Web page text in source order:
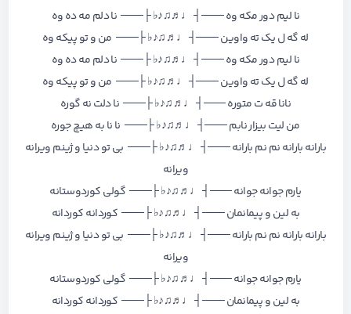
نا لیم دور مکه وه ───┤ ♩♬♫♪♭ ├─── نا دلم مه ده وه
له گه ل یک ته واوین ───┤ ♩♬♫♪♭ ├─── من و تو پیکه وه
نا لیم دور مکه وه ───┤ ♩♬♫♪♭ ├─── نا دلم مه ده وه
له گه ل یک ته واوین ───┤ ♩♬♫♪♭ ├─── من و تو پیکه وه
نانا قه ت متوره ───┤ ♩♬♫♪♭ ├─── نا دلت نه گوره
من لیت بیزار نابم ───┤ ♩♬♫♪♭ ├─── نا نا به هیچ جوره
بارانه بارانه نم نم بارانه ───┤ ♩♬♫♪♭ ├─── بی تو دنیا و ژینم ویرانه
ویرانه
یارم جوانه جوانه ───┤ ♩♬♫♪♭ ├─── گولی کوردوستانه
به لین و پیمانمان ───┤ ♩♬♫♪♭ ├─── کوردانه کوردانه
بارانه بارانه نم نم بارانه ───┤ ♩♬♫♪♭ ├─── بی تو دنیا و ژینم ویرانه
ویرانه
یارم جوانه جوانه ───┤ ♩♬♫♪♭ ├─── گولی کوردوستانه
به لین و پیمانمان ───┤ ♩♬♫♪♭ ├─── کوردانه کوردانه